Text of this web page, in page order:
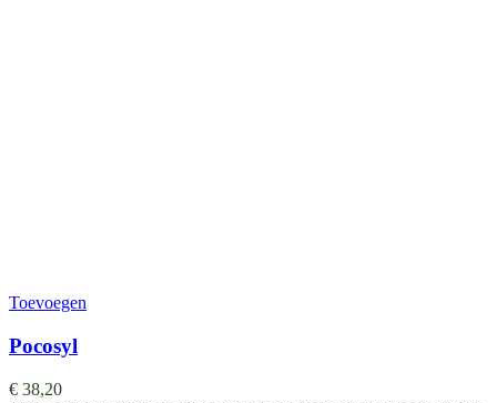
Toevoegen
Pocosyl
€ 38,20